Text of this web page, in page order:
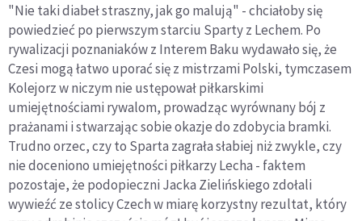
"Nie taki diabeł straszny, jak go malują" - chciałoby się
powiedzieć po pierwszym starciu Sparty z Lechem. Po
rywalizacji poznaniaków z Interem Baku wydawało się, że
Czesi mogą łatwo uporać się z mistrzami Polski, tymczasem
Kolejorz w niczym nie ustępował piłkarskimi
umiejętnościami rywalom, prowadząc wyrównany bój z
prażanami i stwarzając sobie okazje do zdobycia bramki.
Trudno orzec, czy to Sparta zagrała słabiej niż zwykle, czy
nie doceniono umiejętności piłkarzy Lecha - faktem
pozostaje, że podopieczni Jacka Zielińskiego zdołali
wywieźć ze stolicy Czech w miarę korzystny rezultat, który